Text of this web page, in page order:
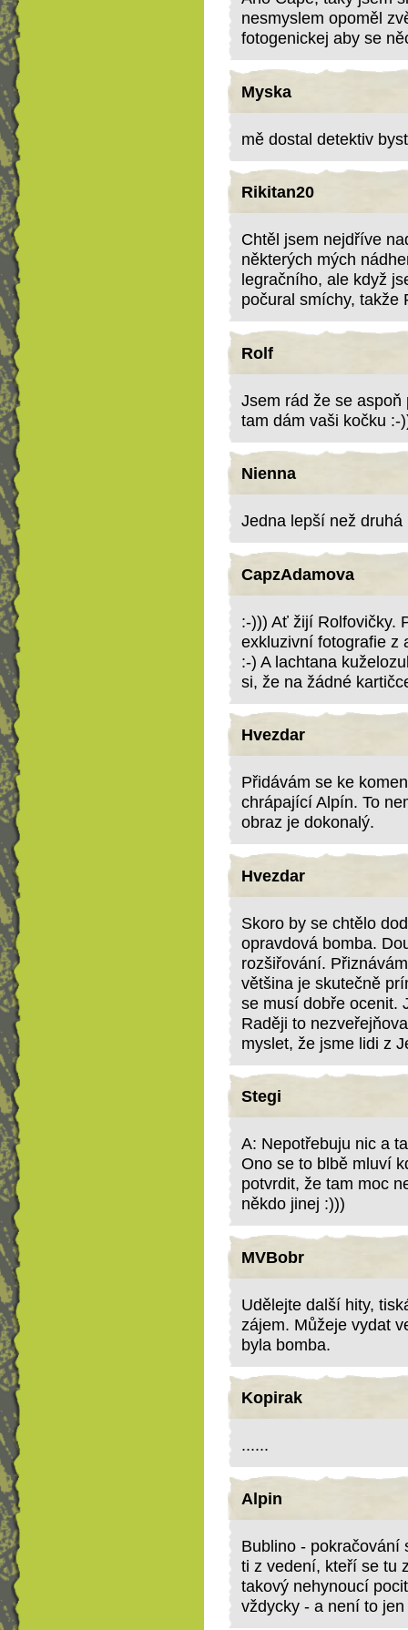
nesmyslem opoměl
fotogenickej aby se
Myska
mě dostal detektiv
Rikitan20
Chtěl jsem nejdříve
některých mých
legračního, ale když
počural smíchy, takže
Rolf
Jsem rád že se
tam dám vaši kočku :-
Nienna
Jedna lepší než druhá
CapzAdamova
:-))) Ať žijí Rolfovičky.
exkluzivní fotografie z
:-) A lachtana
si, že na žádné
Hvezdar
Přidávám se ke
chrápající Alpín. To
obraz je dokonalý.
Hvezdar
Skoro by se chtělo
opravdová bomba.
rozšiřování.
většina je skutečně
se musí dobře ocenit.
Raději to
myslet, že jsme lidi z
Stegi
A: Nepotřebuju nic a
Ono se to blbě mluví
potvrdit, že tam moc
někdo jinej :)))
MVBobr
Udělejte další hity,
zájem. Můžeje vydat
byla bomba.
Kopirak
......
Alpin
Bublino - pokračování
ti z vedení, kteří se tu
takový nehynoucí
vždycky - a není to